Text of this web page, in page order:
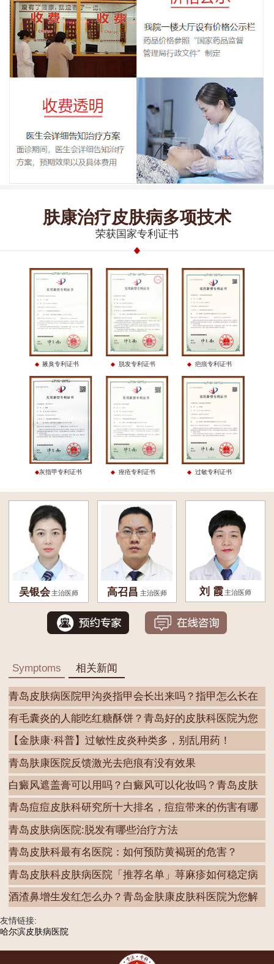
肤康治疗皮肤病多项技术
荣获国家专利证书
腋臭专利证书 脱发专利证书 疤痕专利证书
灰指甲专利证书 痤疮专利证书 过敏专利证书
吴银会 主治医师 高召昌 主治医师 刘 霞 主治医师
Symptoms 相关新闻
青岛皮肤病医院甲沟炎指甲会长出来吗？指甲怎么长在
肉
有毛囊炎的人能吃红糖酥饼？青岛好的皮肤科医院为您
解
【金肤康·科普】过敏性皮炎种类多，别乱用药！
青岛肤康医院反馈激光去疤痕有没有效果
白癜风遮盖膏可以用吗？白癜风可以化妆吗？青岛皮肤
病
青岛痘痘皮肤科研究所十大排名，痘痘带来的伤害有哪
些
青岛皮肤病医院:脱发有哪些治疗方法
青岛皮肤科最有名医院：如何预防黄褐斑的危害？
青岛皮肤科皮肤病医院「推荐名单」荨麻疹如何稳定病
情
酒渣鼻增生发红怎么办？青岛金肤康皮肤科医院为您解
答
友情链接:
哈尔滨皮肤病医院